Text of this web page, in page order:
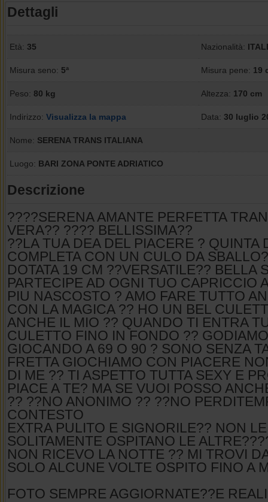
Dettagli
Età: 35 Nazionalità:
Misura seno: 5ª Misura pene: 19
Peso: 80 kg Altezza: 170 cm
Indirizzo: Visualizza la mappa Data: 30 luglio
Nome: SERENA TRANS ITALIANA
Luogo: BARI ZONA PONTE ADRIATICO
Descrizione
????SERENA AMANTE PERFETTA
VERA?? ???? BELLISSIMA??
??LA TUA DEA DEL PIACERE ? QUINTA
COMPLETA CON UN CULO DA
DOTATA 19 CM ??VERSATILE?? BELLA
PARTECIPE AD OGNI TUO CAPRICCIO
PIU NASCOSTO ? AMO FARE TUTTO
CON LA MAGICA ?? HO UN BEL
ANCHE IL MIO ?? QUANDO TI ENTRA
CULETTO FINO IN FONDO ??
GIOCANDO A 69 O 90 ? SONO SENZA
FRETTA GIOCHIAMO CON PIACERE
DI ME ?? TI ASPETTO TUTTA SEXY E
PIACE A TE? MA SE VUOI POSSO
?? ??NO ANONIMO ?? ??NO
CONTESTO
EXTRA PULITO E SIGNORILE?? NON
SOLITAMENTE OSPITANO LE
NON RICEVO LA NOTTE ?? MI TROVI
SOLO ALCUNE VOLTE OSPITO FINO A
FOTO SEMPRE AGGIORNATE??E